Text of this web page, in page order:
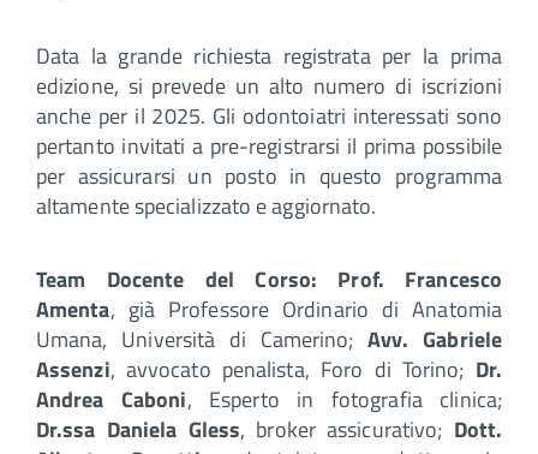
Data la grande richiesta registrata per la prima
edizione, si prevede un alto numero di iscrizioni
anche per il 2025. Gli odontoiatri interessati sono
pertanto invitati a pre-registrarsi il prima possibile
per assicurarsi un posto in questo programma
altamente specializzato e aggiornato.
Team Docente del Corso: Prof. Francesco
Amenta, già Professore Ordinario di Anatomia
Umana, Università di Camerino;Avv. Gabriele
Assenzi, avvocato penalista, Foro di Torino; Dr.
Andrea Caboni, Esperto in fotografia clinica;
Dr.ssa Daniela Gless, broker assicurativo; Dott.